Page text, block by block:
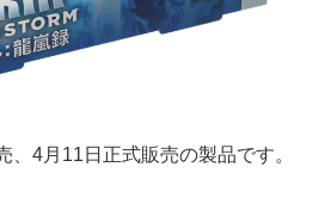
、4月11日正式販売の製品です。